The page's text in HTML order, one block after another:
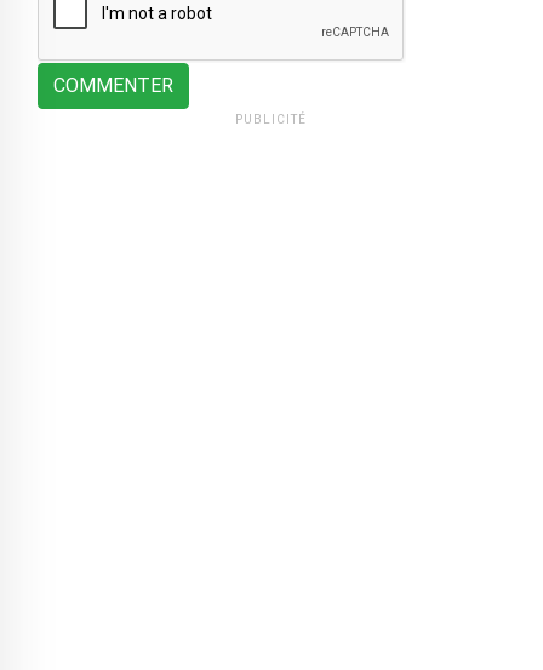
COMMENTER
PUBLICITÉ